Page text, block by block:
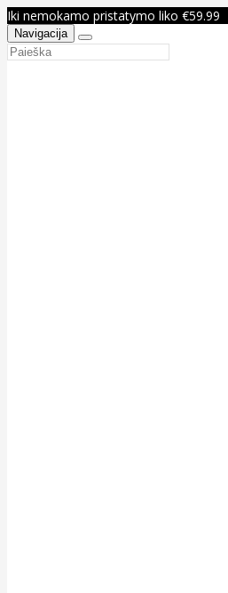
Iki nemokamo pristatymo liko €59.99
Navigacija